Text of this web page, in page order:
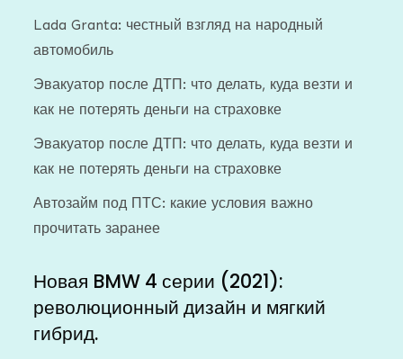
Lada Granta: честный взгляд на народный
автомобиль
Эвакуатор после ДТП: что делать, куда везти и
как не потерять деньги на страховке
Эвакуатор после ДТП: что делать, куда везти и
как не потерять деньги на страховке
Автозайм под ПТС: какие условия важно
прочитать заранее
Новая BMW 4 серии (2021):
революционный дизайн и мягкий
гибрид.